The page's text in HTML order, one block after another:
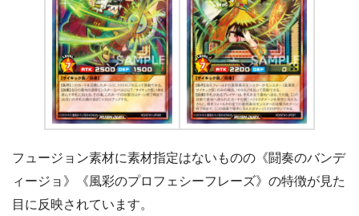
フュージョン素材に素材指定はないものの《闘奏のバンデ
ィージョ》《風彩のプロフェシーフレーズ》の特徴が見た
目に反映されています。